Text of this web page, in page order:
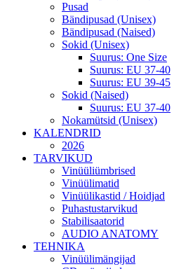
Pusad
Bändipusad (Unisex)
Bändipusad (Naised)
Sokid (Unisex)
Suurus: One Size
Suurus: EU 37-40
Suurus: EU 39-45
Sokid (Naised)
Suurus: EU 37-40
Nokamütsid (Unisex)
KALENDRID
2026
TARVIKUD
Vinüüliümbrised
Vinüülimatid
Vinüülikastid / Hoidjad
Puhastustarvikud
Stabilisaatorid
AUDIO ANATOMY
TEHNIKA
Vinüülimängijad